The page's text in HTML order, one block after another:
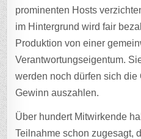
prominenten Hosts
im Hintergrund wird fair
Produktion von einer
Verantwortungseigentum.
werden noch dürfen sich die
Gewinn auszahlen.
Über hundert Mitwirkende
Teilnahme schon zugesagt,